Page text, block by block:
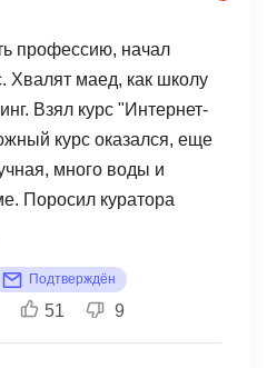
профессию, начал
Хвалят маед, как школу
Взял курс "Интернет-
курс оказался, еще
много воды и
Поросил куратора
- ничего не
поменялось.
программа не
более интересней и
Подтверждён
51 9